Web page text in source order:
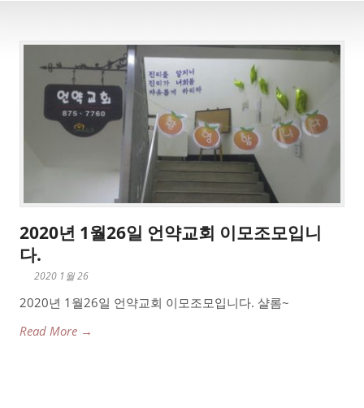
2020년 1월26일 언약교회 이모조모입니
다.
2020 1월 26
2020년 1월26일 언약교회 이모조모입니다. 샬롬~
Read More →